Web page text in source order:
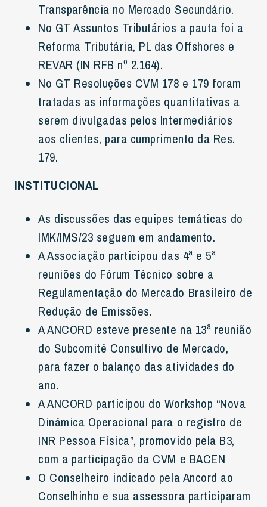
Transparência no Mercado Secundário.
No GT Assuntos Tributários a pauta foi a
Reforma Tributária, PL das Offshores e
REVAR (IN RFB nº 2.164).
No GT Resoluções CVM 178 e 179 foram
tratadas as informações quantitativas a
serem divulgadas pelos Intermediários
aos clientes, para cumprimento da Res.
179.
INSTITUCIONAL
As discussões das equipes temáticas do
IMK/IMS/23 seguem em andamento.
A Associação participou das 4ª e 5ª
reuniões do Fórum Técnico sobre a
Regulamentação do Mercado Brasileiro de
Redução de Emissões.
A ANCORD esteve presente na 13ª reunião
do Subcomitê Consultivo de Mercado,
para fazer o balanço das atividades do
ano.
A ANCORD participou do Workshop “Nova
Dinâmica Operacional para o registro de
INR Pessoa Física”, promovido pela B3,
com a participação da CVM e BACEN
O Conselheiro indicado pela Ancord ao
Conselhinho e sua assessora participaram